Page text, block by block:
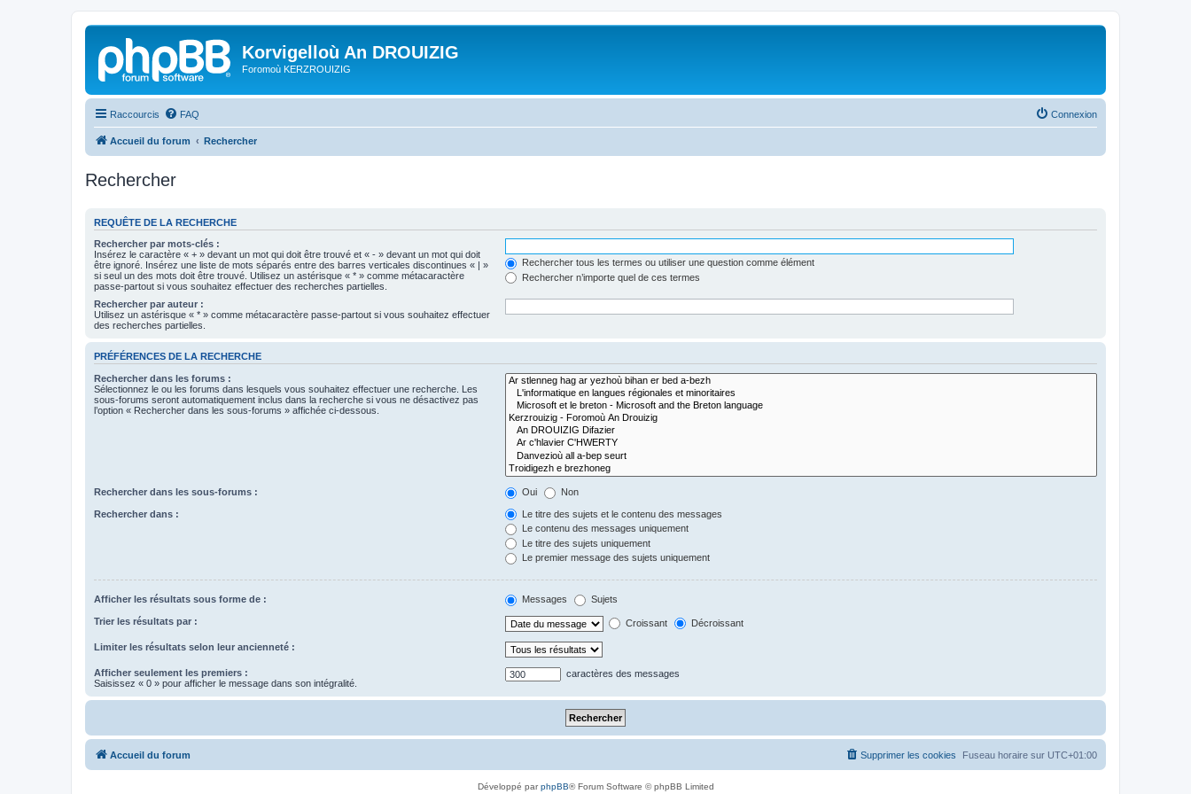
Korvigelloù An DROUIZIG
Foromoù KERZROUIZIG
Raccourcis FAQ Connexion
Accueil du forum Rechercher
Rechercher
REQUÊTE DE LA RECHERCHE
Rechercher par mots-clés :
Insérez le caractère « + » devant un mot qui doit être trouvé et « - » devant un mot qui doit
être ignoré. Insérez une liste de mots séparés entre des barres verticales discontinues « | »
si seul un des mots doit être trouvé. Utilisez un astérisque « * » comme métacaractère
passe-partout si vous souhaitez effectuer des recherches partielles.
Rechercher tous les termes ou utiliser une question comme élément
Rechercher n’importe quel de ces termes
Rechercher par auteur :
Utilisez un astérisque « * » comme métacaractère passe-partout si vous souhaitez effectuer
des recherches partielles.
PRÉFÉRENCES DE LA RECHERCHE
Rechercher dans les forums :
Sélectionnez le ou les forums dans lesquels vous souhaitez effectuer une recherche. Les
sous-forums seront automatiquement inclus dans la recherche si vous ne désactivez pas
l’option « Rechercher dans les sous-forums » affichée ci-dessous.
Rechercher dans les sous-forums : Oui Non
Rechercher dans :
Le titre des sujets et le contenu des messages
Le contenu des messages uniquement
Le titre des sujets uniquement
Le premier message des sujets uniquement
Afficher les résultats sous forme de : Messages Sujets
Trier les résultats par : Croissant Décroissant
Limiter les résultats selon leur ancienneté :
Afficher seulement les premiers :
Saisissez « 0 » pour afficher le message dans son intégralité.
caractères des messages
Accueil du forum Fuseau horaire sur UTC+01:00
Supprimer les cookies
Développé parphpBB® Forum Software © phpBB Limited